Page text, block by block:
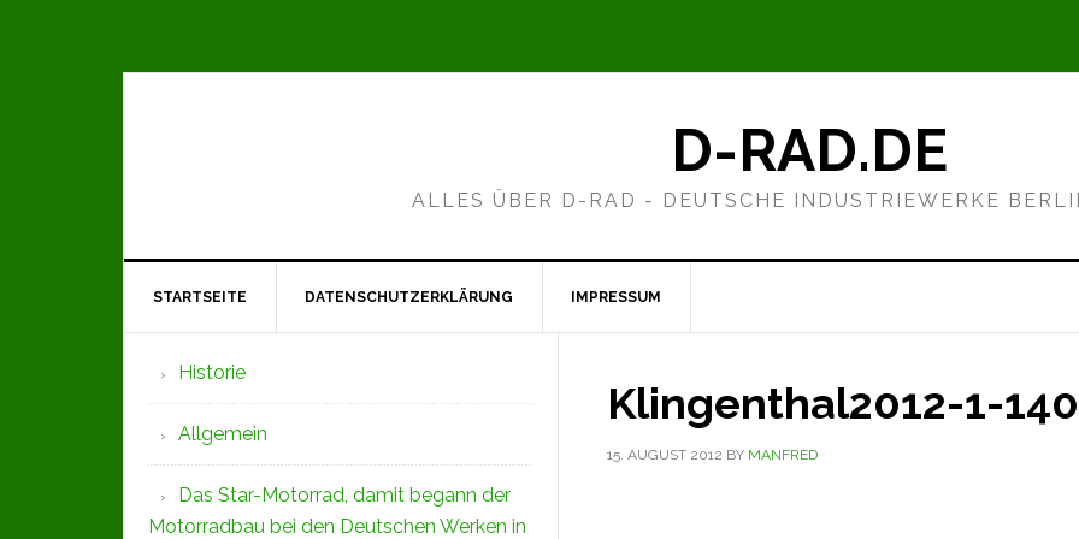
D-RAD.DE
ALLES ÜBER D-RAD - DEUTSCHE INDUSTRIEWERKE
STARTSEITE DATENSCHUTZERKLÄRUNG IMPRESSUM
Klingenthal2012-1-140
15. AUGUST 2012 BY MANFRED
Seitenspalte
Historie
Allgemein
Das Star-Motorrad, damit begann der
Motorradbau bei den Deutschen Werken in